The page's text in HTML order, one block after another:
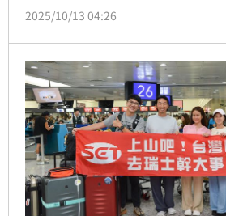
憲，面對Lulu與陳漢典閃婚，他笑
單純」，語帶玩笑說：「望聞問切
們有姦情啦！」
2025/10/13 04:26